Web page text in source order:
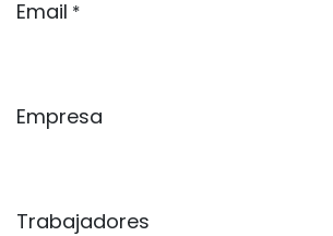
Email *
Empresa
Trabajadores